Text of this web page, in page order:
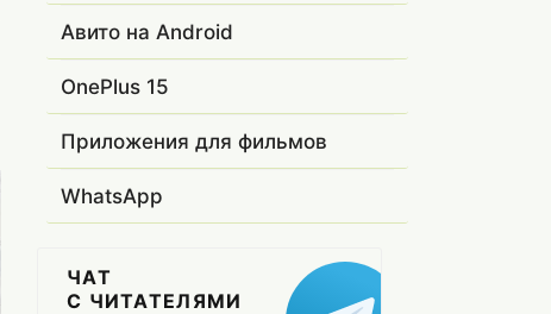
Авито на Android
OnePlus 15
Приложения для фильмов
WhatsApp
ЧАТ
С ЧИТАТЕЛЯМИ